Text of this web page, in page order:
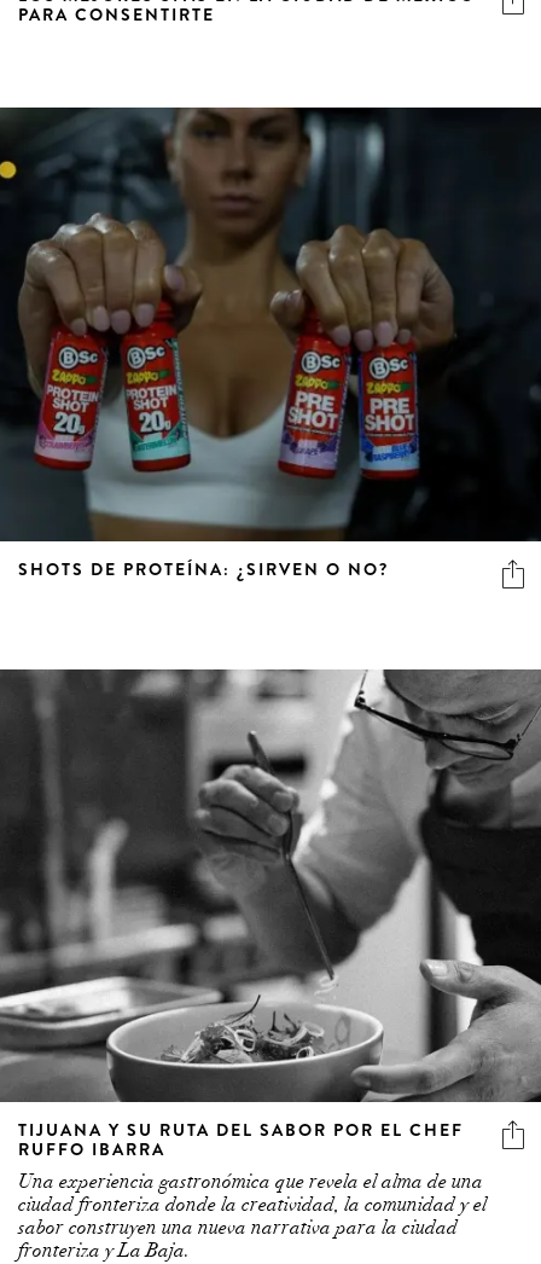
PARA CONSENTIRTE
SHOTS DE PROTEÍNA: ¿SIRVEN O NO?
TIJUANA Y SU RUTA DEL SABOR POR EL CHEF
RUFFO IBARRA
Una experiencia gastronómica que revela el alma de una
ciudad fronteriza donde la creatividad, la comunidad y el
sabor construyen una nueva narrativa para la ciudad
fronteriza y La Baja.